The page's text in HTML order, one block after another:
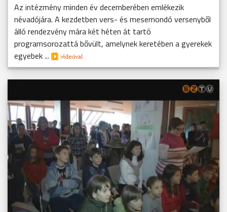
Az intézmény minden év decemberében emlékezik
névadójára. A kezdetben vers- és mesemondó versenyből
álló rendezvény mára két héten át tartó
programsorozattá bővült, amelynek keretében a gyerekek
egyebek ...